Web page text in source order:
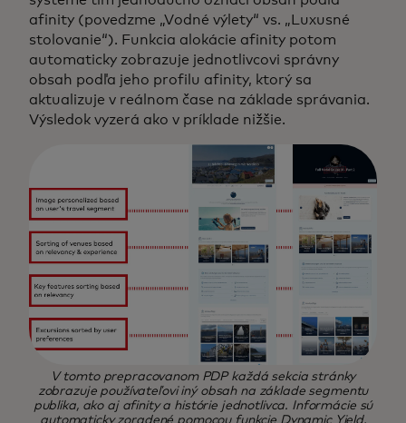
afinity (povedzme „Vodné výlety“ vs. „Luxusné
stolovanie“). Funkcia alokácie afinity potom
automaticky zobrazuje jednotlivcovi správny
obsah podľa jeho profilu afinity, ktorý sa
aktualizuje v reálnom čase na základe správania.
Výsledok vyzerá ako v príklade nižšie.
V tomto prepracovanom PDP každá sekcia stránky
zobrazuje používateľovi iný obsah na základe segmentu
publika, ako aj afinity a histórie jednotlivca. Informácie sú
automaticky zoradené pomocou funkcie Dynamic Yield,